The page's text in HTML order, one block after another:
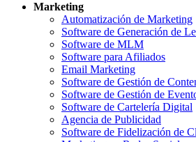
Marketing
Automatización de Marketing
Software de Generación de
Software de MLM
Software para Afiliados
Email Marketing
Software de Gestión de
Software de Gestión de
Software de Cartelería Digital
Agencia de Publicidad
Software de Fidelización de